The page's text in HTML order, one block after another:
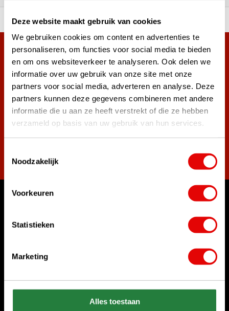
Deze website maakt gebruik van cookies
We gebruiken cookies om content en advertenties te
personaliseren, om functies voor social media te bieden
en om ons websiteverkeer te analyseren. Ook delen we
informatie over uw gebruik van onze site met onze
partners voor social media, adverteren en analyse. Deze
partners kunnen deze gegevens combineren met andere
informatie die u aan ze heeft verstrekt of die ze hebben
verzameld op basis van uw gebruik van hun services.
Noodzakelijk
Voorkeuren
Statistieken
Marketing
Alles toestaan
A-merken! Vóór 15:00 besteld,
Meer dan 38.000 klanten hebben zich al
aangemeld.
Word ook lid van de nieuwsbrief en mis nooit meer de beste
golf aanbiedingen!
Start chat
Stuur ons een e-mail